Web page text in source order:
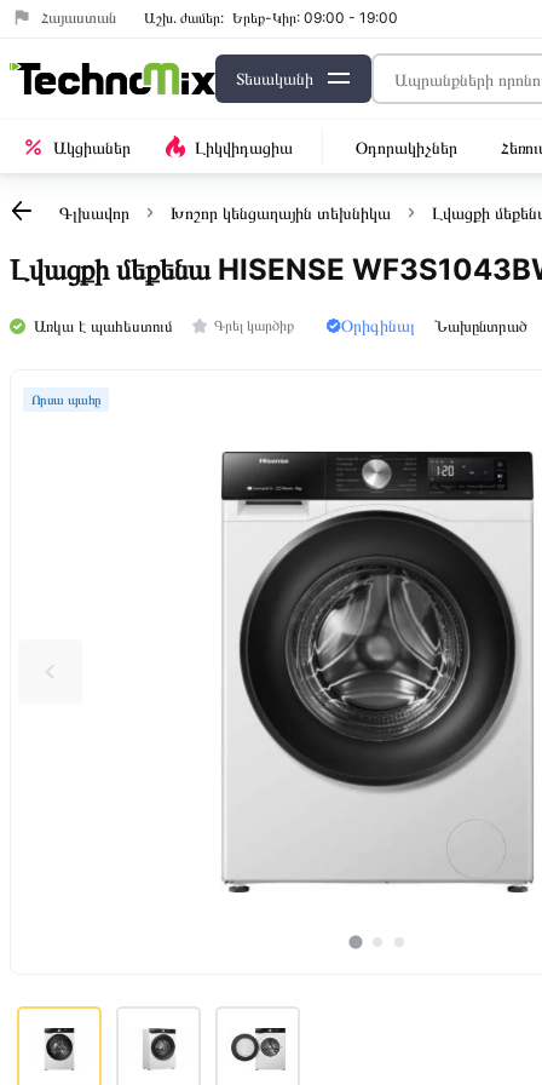
Հայաստան Աշխ․ ժամեր: Երեք-Կիր: 09:00 - 19:00
Տեսականի
Ակցիաներ Լիկվիդացիա Օդորակիչներ
Գլխավոր Խոշոր կենցաղային տեխնիկա Լվացքի
Լվացքի մեքենա HISENSE
Առկա է պահեստում Գրել կարծիք Օրիգինալ Նախընտրած
Որսա պահը